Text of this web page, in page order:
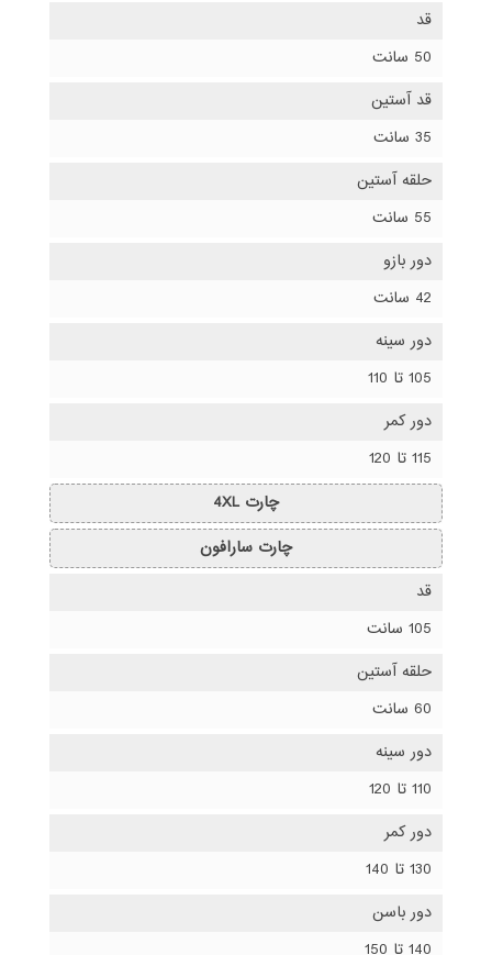
قد
50 سانت
قد آستین
35 سانت
حلقه آستین
55 سانت
دور بازو
42 سانت
دور سینه
105 تا 110
دور کمر
115 تا 120
چارت 4XL
چارت سارافون
قد
105 سانت
حلقه آستین
60 سانت
دور سینه
110 تا 120
دور کمر
130 تا 140
دور باسن
140 تا 150